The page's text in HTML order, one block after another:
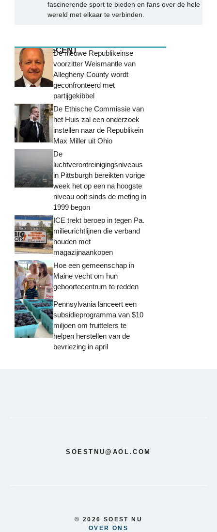
fascinerende sport te bieden en fans over de hele
wereld met elkaar te verbinden.
MEEST RECENTDe nieuwe Republikeinse
voorzitter Weismantle van
Allegheny County wordt
geconfronteerd met
partijgekibbel
De Ethische Commissie van
het Huis zal een onderzoek
instellen naar de Republikein
Max Miller uit Ohio
De
luchtverontreinigingsniveaus
in Pittsburgh bereikten vorige
week het op een na hoogste
niveau ooit sinds de meting in
1999 begon
ICE trekt beroep in tegen Pa.
milieurichtlijnen die verband
houden met
magazijnaankopen
Hoe een gemeenschap in
Maine vecht om hun
geboortecentrum te redden
Pennsylvania lanceert een
subsidieprogramma van $10
miljoen om fruittelers te
helpen herstellen van de
bevriezing in april
SOESTNU@AOL.COM
© 2026 SOEST NU
OVER ONS